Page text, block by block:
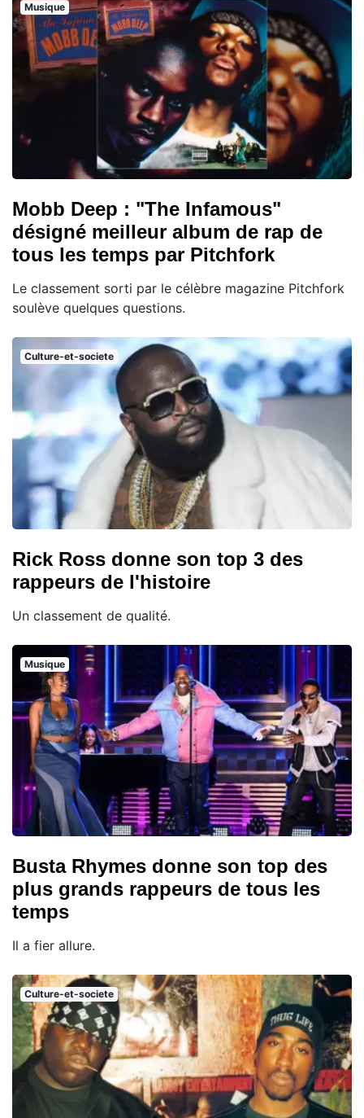
Musique
Mobb Deep : "The Infamous"
désigné meilleur album de rap de
tous les temps par Pitchfork
Le classement sorti par le célèbre magazine Pitchfork
soulève quelques questions.
Culture-et-societe
Rick Ross donne son top 3 des
rappeurs de l'histoire
Un classement de qualité.
Musique
Busta Rhymes donne son top des
plus grands rappeurs de tous les
temps
Il a fier allure.
Culture-et-societe